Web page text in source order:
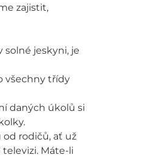
zajistit,
jeskyni, je
všechny třídy
daných úkolů si
od rodičů, ať už
televizi. Máte-li